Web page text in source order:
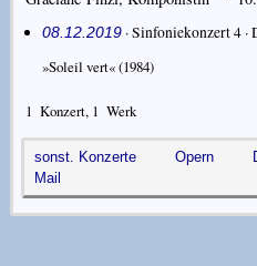
08.12.2019· Sinfoniekonzert 4 ·
»Soleil vert«(1984)
1 Konzert, 1 Werk
sonst. Konzerte Opern
Mail